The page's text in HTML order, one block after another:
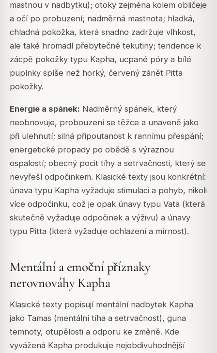
mastnou v nadbytku); otoky zejména kolem obličeje
a očí po probuzení; nadměrná mastnota; hladká,
chladná pokožka, která snadno zadržuje vlhkost,
ale také hromadí přebytečné tekutiny; tendence k
zácpě pokožky typu Kapha, ucpané póry a bílé
pupínky spíše než horký, červený zánět Pitta
pokožky.
Energie a spánek: Nadměrný spánek, který
neobnovuje, probouzení se těžce a unaveně jako
při ulehnutí; silná připoutanost k rannímu přespání;
energetické propady po obědě s výraznou
ospalostí; obecný pocit tíhy a setrvačnosti, který se
nevyřeší odpočinkem. Klasické texty jsou konkrétní:
únava typu Kapha vyžaduje stimulaci a pohyb, nikoli
více odpočinku, což je opak únavy typu Vata (která
skutečně vyžaduje odpočinek a výživu) a únavy
typu Pitta (která vyžaduje ochlazení a mírnost).
Mentální a emoční příznaky
nerovnováhy Kapha
Klasické texty popisují mentální nadbytek Kapha
jako Tamas (mentální tíha a setrvačnost), guna
temnoty, otupělosti a odporu ke změně. Kde
vyvážená Kapha produkuje nejobdivuhodnější